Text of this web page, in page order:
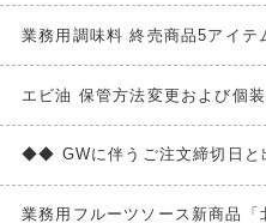
業務用調味料 終売商品5アイテ
エビ油 保管方法変更および個
◆◆ GWに伴うご注文締切日
業務用フルーツソース新商品「